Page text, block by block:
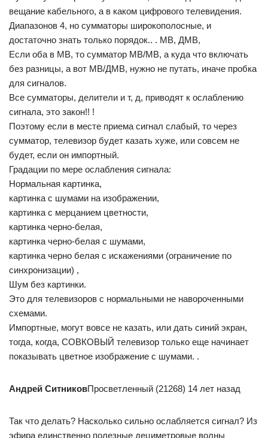
вещание кабельного, а в каком цифрового телевидения.
Диапазонов 4, но сумматоры широкополосные, и
достаточно знать только порядок.. . МВ, ДМВ,
Если оба в МВ, то сумматор МВ/МВ, а куда что включать
без разницы, а вот МВ/ДМВ, нужно не путать, иначе пробка
для сигналов.
Все сумматоры, делители и т, д, приводят к ослаблению
сигнала, это закон!! !
Поэтому если в месте приема сигнал слабый, то через
сумматор, телевизор будет казать хуже, или совсем не
будет, если он импортный.
Градации по мере ослабления сигнала:
Нормальная картинка,
картинка с шумами на изображении,
картинка с мерцанием цветности,
картинка черно-белая,
картинка черно-белая с шумами,
картинка черно белая с искажениями (ограничение по
синхронизации) ,
Шум без картинки.
Это для телевизоров с нормальными не навороченными
схемами.
Импортные, могут вовсе не казать, или дать синий экран,
тогда, когда, СОВКОВЫЙ телевизор только еще начинает
показывать цветное изображение с шумами. .
Андрей СитниковПросветленный (21268) 14 лет назад
Так что делать? Насколько сильно ослабляется сигнал? Из
эфира единственно полезные дециметровые волны